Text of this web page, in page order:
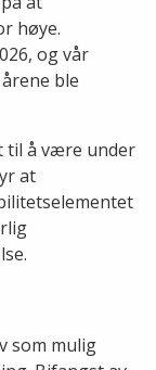
høye.
og vår
ble
til å være under
at
som mulig